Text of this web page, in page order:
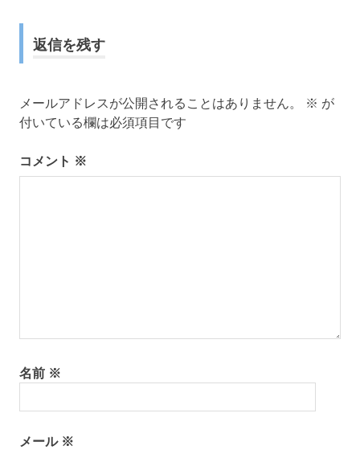
ナ
ゲ
シ
返信を残す
メールアドレスが公開されることはありません。 ※ が
付いている欄は必須項目です
コメント ※
名前 ※
メール ※